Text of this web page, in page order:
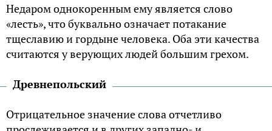
Недаром однокоренным ему является слово
«лесть», что буквально означает потакание
тщеславию и гордыне человека. Оба эти качества
считаются у верующих людей большим грехом.
Древнепольский
Отрицательное значение слова отчетливо